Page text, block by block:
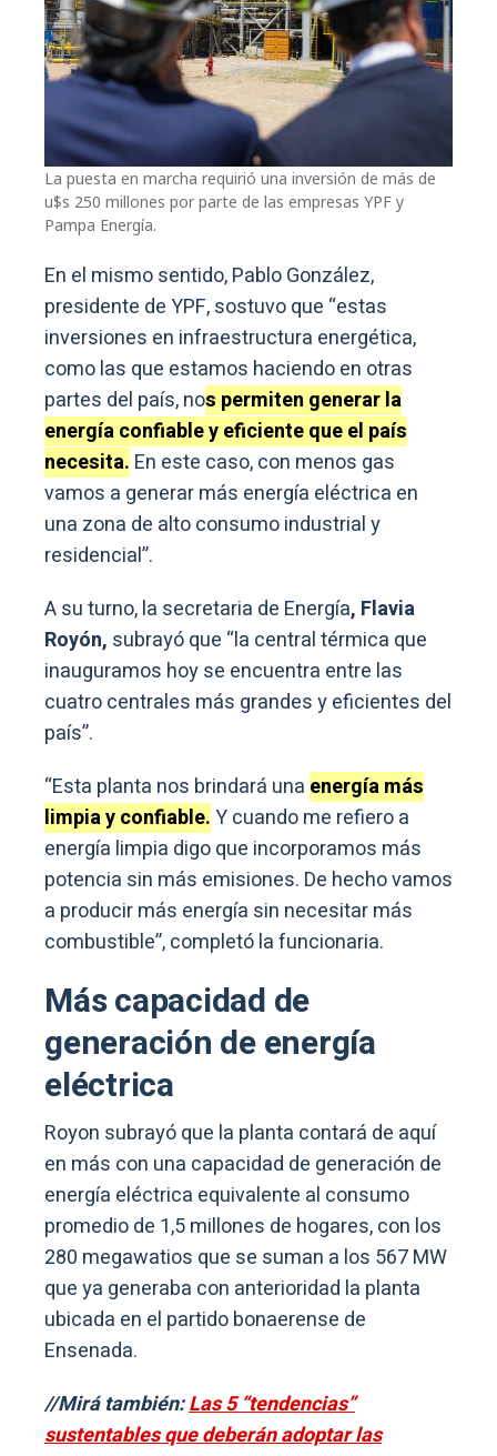
La puesta en marcha requirió una inversión de más de
u$s 250 millones por parte de las empresas YPF y
Pampa Energía.
En el mismo sentido, Pablo González,
presidente de YPF, sostuvo que “estas
inversiones en infraestructura energética,
como las que estamos haciendo en otras
partes del país, nos permiten generar la
energía confiable y eficiente que el país
necesita. En este caso, con menos gas
vamos a generar más energía eléctrica en
una zona de alto consumo industrial y
residencial”.
A su turno, la secretaria de Energía, Flavia
Royón, subrayó que “la central térmica que
inauguramos hoy se encuentra entre las
cuatro centrales más grandes y eficientes del
país”.
“Esta planta nos brindará una energía más
limpia y confiable.Y cuando me refiero a
energía limpia digo que incorporamos más
potencia sin más emisiones. De hecho vamos
a producir más energía sin necesitar más
combustible”, completó la funcionaria.
Más capacidad de
generación de energía
eléctrica
Royon subrayó que la planta contará de aquí
en más con una capacidad de generación de
energía eléctrica equivalente al consumo
promedio de 1,5 millones de hogares, con los
280 megawatios que se suman a los 567 MW
que ya generaba con anterioridad la planta
ubicada en el partido bonaerense de
Ensenada.
//Mirá también:Las 5 “tendencias”
sustentables que deberán adoptar las